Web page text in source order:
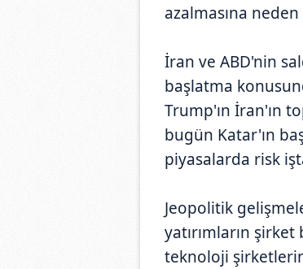
azalmasına
İran ve ABD'nin
başlatma
Trump'ın İran'ın
bugün Katar'ın
piyasalarda risk
Jeopolitik
yatırımların
teknoloji